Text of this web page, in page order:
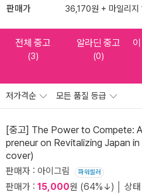
판매가 36,170원 + 마일리지
전체 중고
(3)
알라딘 중고
(0)
저가격순 모든 품질 등급
[중고] The Power to Compete:
preneur on Revitalizing Japan
cover)
판매자 : 아이그림 파워셀러
판매가 : 15,000원 (64%↓) │ 상태